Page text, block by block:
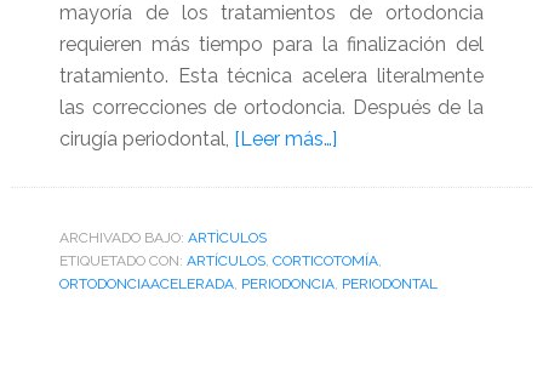
mayoría de los tratamientos de ortodoncia
requieren más tiempo para la finalización del
tratamiento. Esta técnica acelera literalmente
las correcciones de ortodoncia. Después de la
cirugía periodontal, [Leer más…]acerca
periodontalmente
acelerada,
ARCHIVADO BAJO: ARTÌCULOS
ETIQUETADO CON: ARTÍCULOS, CORTICOTOMÍA,
ORTODONCIAACELERADA, PERIODONCIA, PERIODONTAL